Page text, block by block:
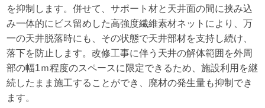
を抑制します。併せて、サポート材と天井面の間に挟み込
み一体的にビス留めした高強度繊維素材ネットにより、万
一の天井脱落時にも、その状態で天井部材を支持し続け、
落下を防止します。改修工事に伴う天井の解体範囲を外周
部の幅1ｍ程度のスペースに限定できるため、施設利用を継
続したまま施工することができ、廃材の発生量も抑制でき
ます。